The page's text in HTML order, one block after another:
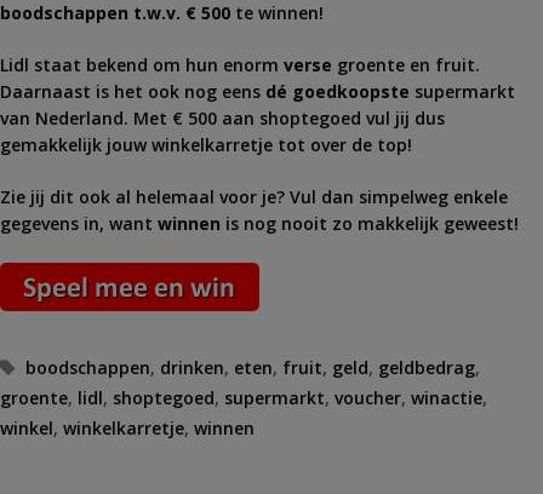
boodschappen t.w.v. € 500 te winnen!
Lidl staat bekend om hun enorm verse groente en fruit.
Daarnaast is het ook nog eens dé goedkoopste supermarkt
van Nederland. Met € 500 aan shoptegoed vul jij dus
gemakkelijk jouw winkelkarretje tot over de top!
Zie jij dit ook al helemaal voor je? Vul dan simpelweg enkele
gegevens in, want winnen is nog nooit zo makkelijk geweest!
Tags
boodschappen, drinken, eten, fruit, geld, geldbedrag,
groente, lidl, shoptegoed, supermarkt, voucher, winactie,
winkel, winkelkarretje, winnen